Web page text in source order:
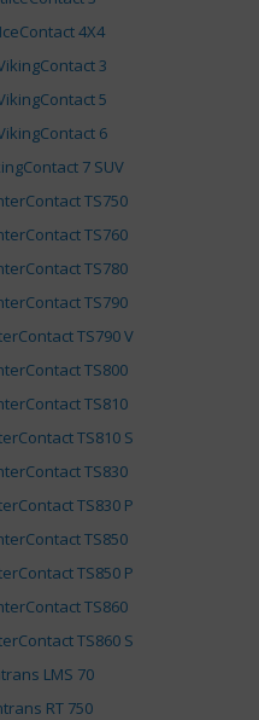
4X4
3
5
6
7 SUV
TS750
TS760
TS780
TS790
TS790 V
TS800
TS810
TS810 S
TS830
TS830 P
TS850
TS850 P
TS860
TS860 S
LMS 70
RT 750